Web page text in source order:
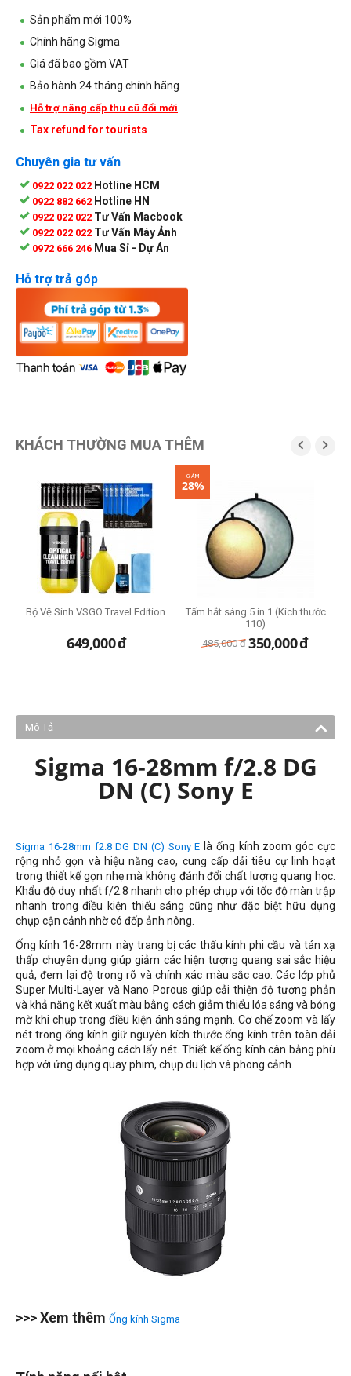
Sản phẩm mới 100%
Chính hãng Sigma
Giá đã bao gồm VAT
Bảo hành 24 tháng chính hãng
Hỗ trợ nâng cấp thu cũ đổi mới
Tax refund for tourists
Chuyên gia tư vấn
0922 022 022 Hotline HCM
0922 882 662 Hotline HN
0922 022 022 Tư Vấn Macbook
0922 022 022 Tư Vấn Máy Ảnh
0972 666 246 Mua Sỉ - Dự Án
Hỗ trợ trả góp
KHÁCH THƯỜNG MUA THÊM  
Bộ Vệ Sinh VSGO Travel Edition
649,000đ
GIẢM
28%
Tấm hắt sáng 5 in 1 (Kích thước
110)
485,000 đ 350,000đ
Mô Tả
Sigma 16-28mm f/2.8 DG
DN (C) Sony E
Sigma 16-28mm f2.8 DG DN (C) Sony E là ống kính zoom góc cực
rộng nhỏ gọn và hiệu năng cao, cung cấp dải tiêu cự linh hoạt
trong thiết kế gọn nhẹ mà không đánh đổi chất lượng quang học.
Khẩu độ duy nhất f/2.8 nhanh cho phép chụp với tốc độ màn trập
nhanh trong điều kiện thiếu sáng cũng như đặc biệt hữu dụng
chụp cận cảnh nhờ có đốp ảnh nông.
Ống kính 16-28mm này trang bị các thấu kính phi cầu và tán xạ
thấp chuyên dụng giúp giảm các hiện tượng quang sai sắc hiệu
quả, đem lại độ trong rõ và chính xác màu sắc cao. Các lớp phủ
Super Multi-Layer và Nano Porous giúp cải thiện độ tương phản
và khả năng kết xuất màu bằng cách giảm thiểu lóa sáng và bóng
mờ khi chụp trong điều kiện ánh sáng mạnh. Cơ chế zoom và lấy
nét trong ống kính giữ nguyên kích thước ống kính trên toàn dải
zoom ở mọi khoảng cách lấy nét. Thiết kế ống kính cân bằng phù
hợp với ứng dụng quay phim, chụp du lịch và phong cảnh.
>>> Xem thêm Ống kính Sigma